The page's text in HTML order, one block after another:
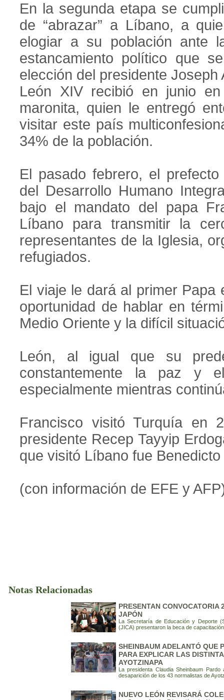
En la segunda etapa se
de “abrazar” a Líbano, a
elogiar a su población ante
estancamiento político que
elección del presidente Joseph
León XIV recibió en junio
maronita, quien le entregó
visitar este país
34% de la población.
El pasado febrero, el
del Desarrollo Humano
bajo el mandato del papa
Líbano para transmitir la
representantes de la Iglesia,
refugiados.
El viaje le dará al primer Papa
oportunidad de hablar en
Medio Oriente y la difícil
León, al igual que su
constantemente la paz y
especialmente mientras
Francisco visitó Turquía en
presidente Recep Tayyip
que visitó Líbano fue
(con información de EFE y
Notas Relacionadas
PRESENTAN CONVOCATORIA
JAPÓN
La Secretaría de Educación y Deporte
(JICA) presentaron la beca de
SHEINBAUM ADELANTÓ QUE
PARA EXPLICAR LAS
AYOTZINAPA
La presidenta Claudia Sheinbaum
desaparición de los 43 normalistas de
NUEVO LEÓN REVISARÁ